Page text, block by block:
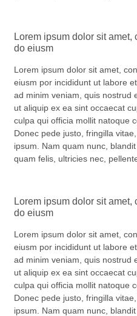
Lorem ipsum dolor sit
do eiusm
Lorem ipsum dolor sit amet,
eiusm por incididunt ut labore
ad minim veniam, quis nostrud
ut aliquip ex ea sint occaecat
culpa qui officia mollit natoque
Donec pede justo, fringilla
ipsum. Nam quam nunc,
quam felis, ultricies nec,
Lorem ipsum dolor sit
do eiusm
Lorem ipsum dolor sit amet,
eiusm por incididunt ut labore
ad minim veniam, quis nostrud
ut aliquip ex ea sint occaecat
culpa qui officia mollit natoque
Donec pede justo, fringilla
ipsum. Nam quam nunc,